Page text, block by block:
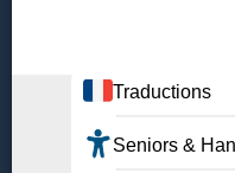
Achats & fournisseurs
Plan du site